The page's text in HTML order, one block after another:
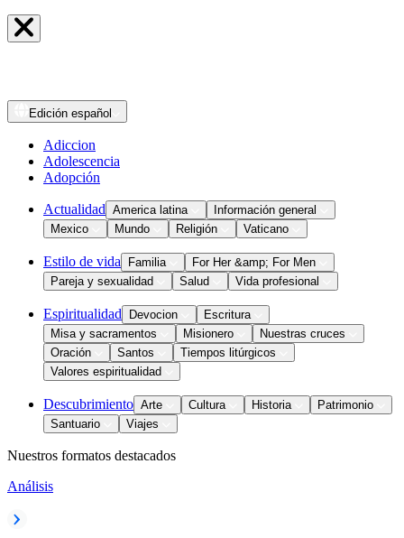
Edición español
Adiccion
Adolescencia
Adopción
Actualidad America latina
Información general
Mexico
Mundo Religión Vaticano
Estilo de vida Familia
For Her &amp; For Men
Pareja y sexualidad
Salud Vida profesional
Espiritualidad Devocion
Escritura
Misa y sacramentos
Misionero
Nuestras cruces
Oración
Santos
Tiempos litúrgicos
Valores espiritualidad
Descubrimiento Arte Cultura Historia
Patrimonio
Santuario
Viajes
Nuestros formatos destacados
Análisis